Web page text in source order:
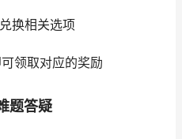
换相关选项
领取对应的奖励
题答疑